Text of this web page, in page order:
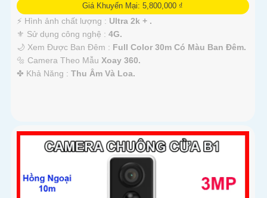
Giá Khuyến Mại: 5,800,000 ₫
️⚡ Hình ảnh chất lượng : Ultra 2k + .
⚜️ Sử dụng công nghệ : 4G.
🌙 Xem Được Ban Đêm : Full Color 30m Có Màu Ban Ðêm.
🔩 Camera Theo Mẫu Xoay 360.
️✤ Khả Năng : Thu Âm Và Loa.